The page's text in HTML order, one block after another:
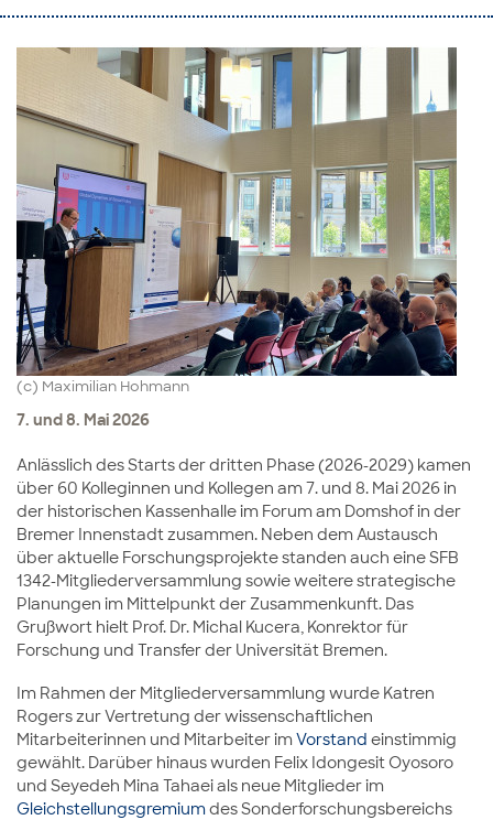
(c) Maximilian Hohmann
7. und 8. Mai 2026
Anlässlich des Starts der dritten Phase (2026-2029) kamen
über 60 Kolleginnen und Kollegen am 7. und 8. Mai 2026 in
der historischen Kassenhalle im Forum am Domshof in der
Bremer Innenstadt zusammen. Neben dem Austausch
über aktuelle Forschungsprojekte standen auch eine SFB
1342-Mitgliederversammlung sowie weitere strategische
Planungen im Mittelpunkt der Zusammenkunft. Das
Grußwort hielt Prof. Dr. Michal Kucera, Konrektor für
Forschung und Transfer der Universität Bremen.
Im Rahmen der Mitgliederversammlung wurde Katren
Rogers zur Vertretung der wissenschaftlichen
Mitarbeiterinnen und Mitarbeiter im Vorstand einstimmig
gewählt. Darüber hinaus wurden Felix Idongesit Oyosoro
und Seyedeh Mina Tahaei als neue Mitglieder im
Gleichstellungsgremiumdes Sonderforschungsbereichs